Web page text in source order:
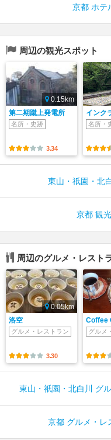
京都 ホテ
周辺の観光スポット
0.15km
第二期蹴上発電所
名所・史跡
3.34
インク
名所・
東山・祇園・北
京都 観
周辺のグルメ・レスト
0.05km
洛空
グルメ・レストラン
3.30
Coffee
グルメ
東山・祇園・北白川 グ
京都 グルメ・レ